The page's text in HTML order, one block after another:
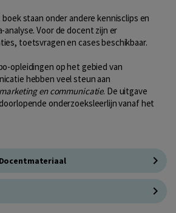
staan onder andere kennisclips en
analyse. Voor de docent zijn er
toetsvragen en cases beschikbaar.
opleidingen op het gebied van
hebben veel steun aan
en communicatie. De uitgave
onderzoeksleerlijn vanaf het